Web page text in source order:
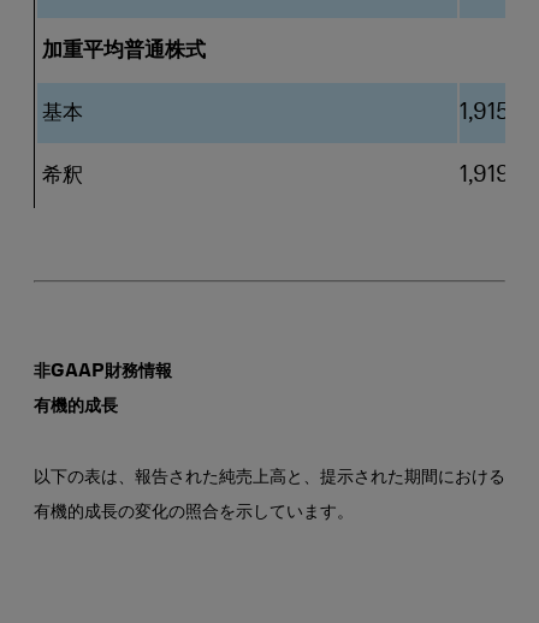
加重平均普通株式
基本 1,915
希釈 1,919
非GAAP財務情報
有機的成長
以下の表は、報告された純売上高と、提示された期間における
有機的成長の変化の照合を示しています。